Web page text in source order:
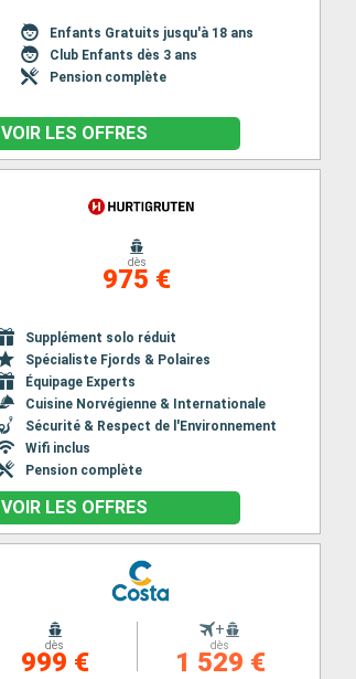
Enfants Gratuits jusqu'à 18 ans
Club Enfants dès 3 ans
Pension complète
VOIR LES OFFRES
dès
975 €
Supplément solo réduit
Spécialiste Fjords & Polaires
Équipage Experts
Cuisine Norvégienne & Internationale
Sécurité & Respect de l'Environnement
Wifi inclus
Pension complète
VOIR LES OFFRES
dès
999 €
+
dès
1 529 €